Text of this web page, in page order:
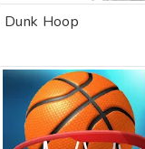
Dunk Hoop